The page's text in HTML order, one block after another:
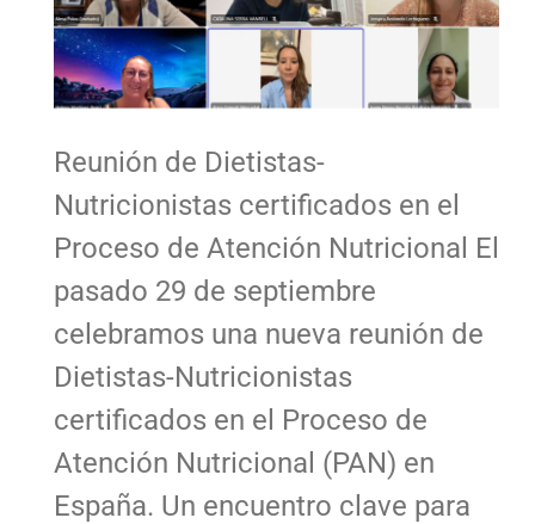
Reunión de Dietistas-
Nutricionistas certificados en el
Proceso de Atención Nutricional El
pasado 29 de septiembre
celebramos una nueva reunión de
Dietistas-Nutricionistas
certificados en el Proceso de
Atención Nutricional (PAN) en
España. Un encuentro clave para